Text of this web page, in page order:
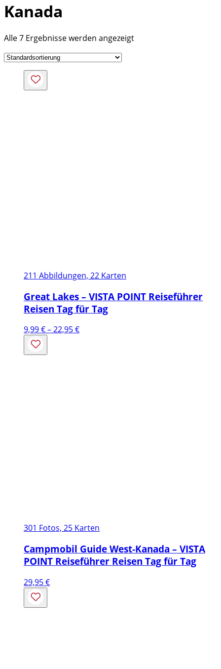
Kanada
Alle 7 Ergebnisse werden angezeigt
211 Abbildungen, 22 Karten
Great Lakes – VISTA POINT Reiseführer
Reisen Tag für Tag
9,99€–22,95€Preisspanne:
301 Fotos, 25 Karten
Campmobil Guide West-Kanada – VISTA
POINT Reiseführer Reisen Tag für Tag
29,95€